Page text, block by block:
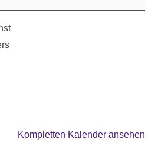
Kompletten Kalender ansehen